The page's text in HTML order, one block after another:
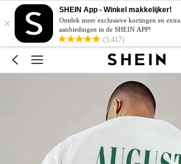
×
SHEIN App - Winkel makkelijker!
Ontdek meer exclusieve kortingen en extra
aanbiedingen in de SHEIN APP!
(5,417)